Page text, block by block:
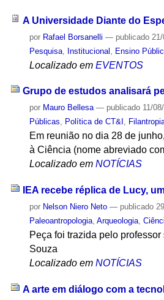
A Universidade Diante do
por Rafael Borsanelli — publicado
Pesquisa Institucional Ensino
Localizado em EVENTOS
Grupo de estudos analisará
por Mauro Bellesa — publicado 11/
Públicas, Política de CT&I ,
Em reunião no dia 28 de
à Ciência (nome abreviado
Localizado em NOTÍCIAS
IEA recebe réplica de Lucy,
por Nelson Niero Neto — publicado
Paleoantropologia,Arqueologia,
Peça foi trazida pelo
Souza
Localizado em NOTÍCIAS
A arte em diálogo com a